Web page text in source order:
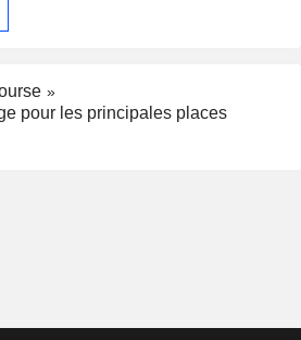
pour les principales places